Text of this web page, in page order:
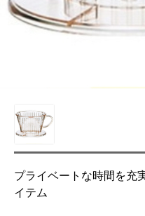
プライベートな時間を充
イテム